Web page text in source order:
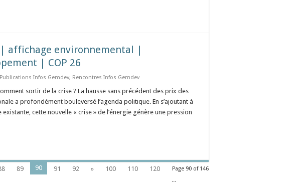
| affichage environnemental |
| COP 26
Publications Infos Gemdev, Rencontres Infos Gemdev
sortir de la crise ? La hausse sans précédent des prix des
a profondément bouleversé l’agenda politique. En s’ajoutant à
cette nouvelle « crise » de l’énergie génère une pression
Page 90 of 146
89 90 91 92 » 100 110
120
...